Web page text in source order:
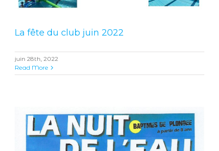
La fête du club juin 2022
juin 28th, 2022
Read More